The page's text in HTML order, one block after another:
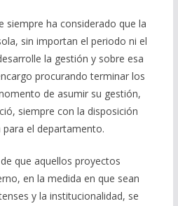
siempre ha considerado que la
sin importan el periodo ni el
la gestión y sobre esa
procurando terminar los
de asumir su gestión,
siempre con la disposición
el departamento.
que aquellos proyectos
en la medida en que sean
y la institucionalidad, se